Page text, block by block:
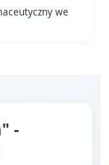
we
-